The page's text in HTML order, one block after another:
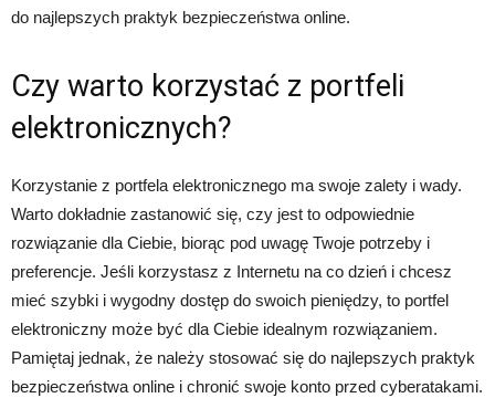
do najlepszych praktyk bezpieczeństwa online.
Czy warto korzystać z portfeli
elektronicznych?
Korzystanie z portfela elektronicznego ma swoje zalety i wady.
Warto dokładnie zastanowić się, czy jest to odpowiednie
rozwiązanie dla Ciebie, biorąc pod uwagę Twoje potrzeby i
preferencje. Jeśli korzystasz z Internetu na co dzień i chcesz
mieć szybki i wygodny dostęp do swoich pieniędzy, to portfel
elektroniczny może być dla Ciebie idealnym rozwiązaniem.
Pamiętaj jednak, że należy stosować się do najlepszych praktyk
bezpieczeństwa online i chronić swoje konto przed cyberatakami.